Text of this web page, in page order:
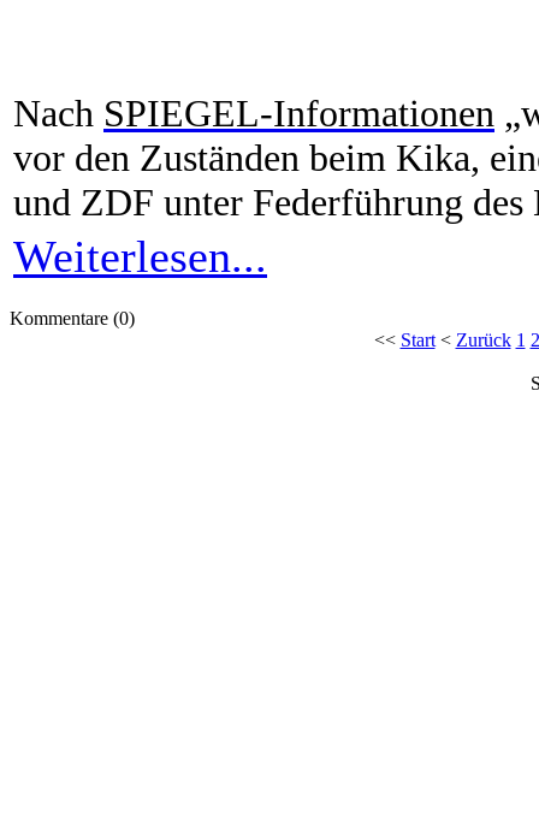
Nach SPIEGEL-Informationen
vor den Zuständen beim Kika,
und ZDF unter Federführung
Weiterlesen...
Kommentare (0)
<< Start< Zurück 1 2